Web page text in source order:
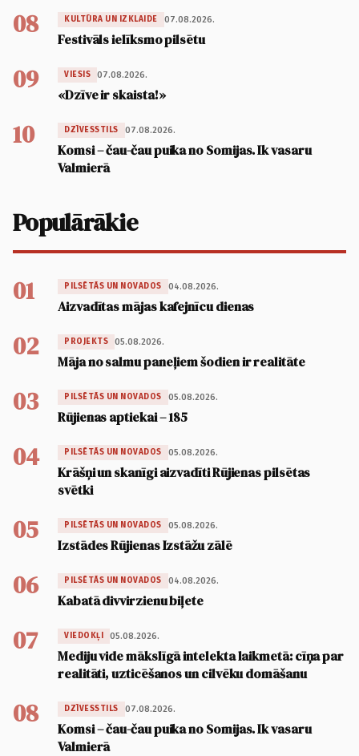
08 KULTŪRA UN IZKLAIDE 07.08.2026.
Festivāls ielīksmo pilsētu
09 VIESIS 07.08.2026.
«Dzīve ir skaista!»
10 DZĪVESSTILS 07.08.2026.
Komsi – čau-čau puika no Somijas. Ik vasaru
Valmierā
Populārākie
01 PILSĒTĀS UN NOVADOS 04.08.2026.
Aizvadītas mājas kafejnīcu dienas
02 PROJEKTS 05.08.2026.
Māja no salmu paneļiem šodien ir realitāte
03 PILSĒTĀS UN NOVADOS 05.08.2026.
Rūjienas aptiekai – 185
04 PILSĒTĀS UN NOVADOS 05.08.2026.
Krāšņi un skanīgi aizvadīti Rūjienas pilsētas
svētki
05 PILSĒTĀS UN NOVADOS 05.08.2026.
Izstādes Rūjienas Izstāžu zālē
06 PILSĒTĀS UN NOVADOS 04.08.2026.
Kabatā divvirzienu biļete
07 VIEDOKĻI 05.08.2026.
Mediju vide mākslīgā intelekta laikmetā: cīņa par
realitāti, uzticēšanos un cilvēku domāšanu
08 DZĪVESSTILS 07.08.2026.
Komsi – čau-čau puika no Somijas. Ik vasaru
Valmierā